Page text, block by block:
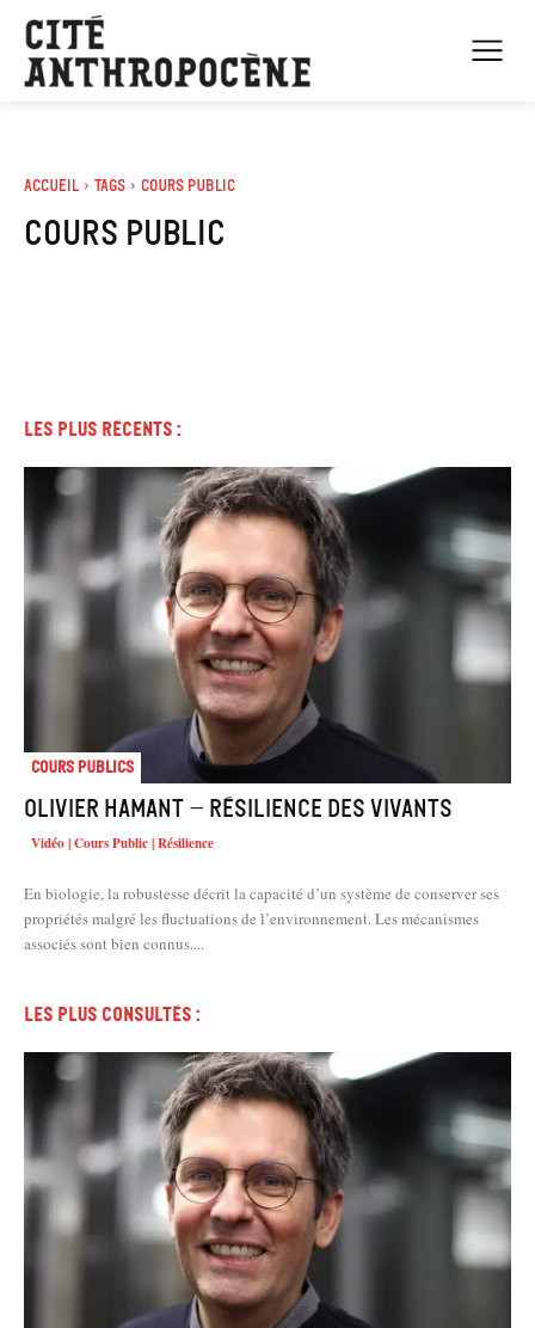
Accueil Tags Cours public
Cours public
Les plus récents :
Cours Publics
Olivier HAMANT – Résilience des vivants
Vidéo | Cours Public | Résilience
En biologie, la robustesse décrit la capacité d’un système de conserver ses
propriétés malgré les fluctuations de l’environnement. Les mécanismes
associés sont bien connus....
Les plus consultés :